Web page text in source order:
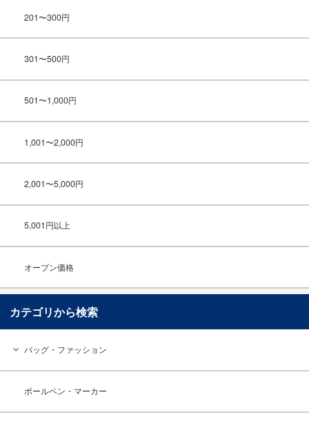
201〜300円
301〜500円
501〜1,000円
1,001〜2,000円
2,001〜5,000円
5,001円以上
オープン価格
カテゴリから検索
バッグ・ファッション
ボールペン・マーカー